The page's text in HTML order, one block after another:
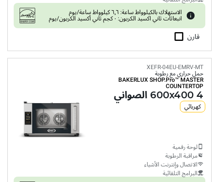
الاستهلاك بالكيلوواط ساعة: ٦٫٦ كيلوواط ساعة/يوم
انبعاثات ثاني اكسيد الكربون: ٠ كجم ثاني أكسيد الكربون/يوم
قارن
XEFR-04EU-EMRV-MT
حمل حراري مع رطوبة
BAKERLUX SHOP.Pro™ MASTER
COUNTERTOP
4 600x400 الصواني
كهربائي
لوحة رقمية
مراقبة الرطوبة
الاتصال وإنترنت الأشياء
البرامج التلقائية